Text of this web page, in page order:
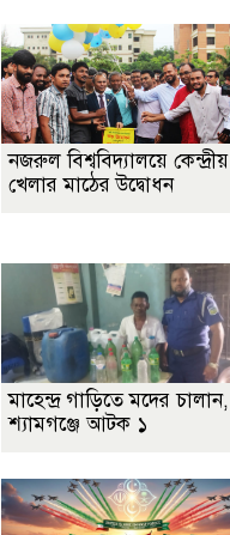
নজরুল বিশ্ববিদ্যালয়ে কেন্দ্রীয়
খেলার মাঠের উদ্বোধন
মাহেন্দ্র গাড়িতে মদের চালান,
শ্যামগঞ্জে আটক ১